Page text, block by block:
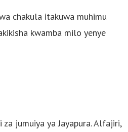
chakula itakuwa muhimu
kwamba milo yenye
jumuiya ya Jayapura. Alfajiri,